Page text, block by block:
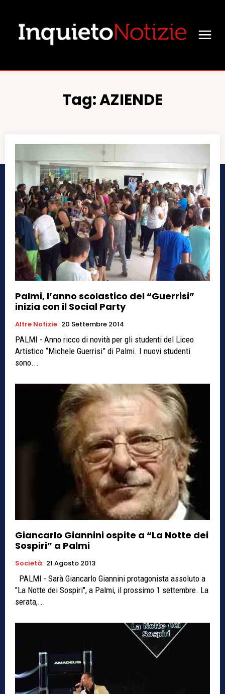
Tag:AZIENDE
Palmi, l’anno scolastico del “Guerrisi”
inizia con il Social Party
Altre Notizie 20 Settembre 2014
PALMI - Anno ricco di novità per gli studenti del Liceo
Artistico “Michele Guerrisi” di Palmi. I nuovi studenti
sono...
Giancarlo Giannini ospite a “La Notte dei
Sospiri” a Palmi
Società 21 Agosto 2013
"La Notte dei Sospiri", a Palmi, il prossimo 1 settembre. La
serata,...